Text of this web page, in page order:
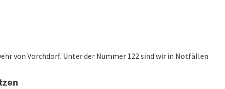
von Vorchdorf. Unter der Nummer 122 sind wir in Notfällen